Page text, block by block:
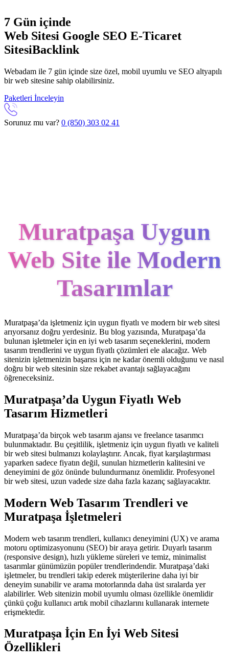
7 Gün içinde
Web Sitesi Google SEO E-Ticaret
SitesiBacklink
Webadam ile 7 gün içinde size özel, mobil uyumlu ve SEO altyapılı
bir web sitesine sahip olabilirsiniz.
Paketleri İnceleyin
Sorunuz mu var? 0 (850) 303 02 41
Muratpaşa Uygun
Web Site ile Modern
Tasarımlar
Muratpaşa’da işletmeniz için uygun fiyatlı ve modern bir web sitesi
arıyorsanız doğru yerdesiniz. Bu blog yazısında, Muratpaşa’da
bulunan işletmeler için en iyi web tasarım seçeneklerini, modern
tasarım trendlerini ve uygun fiyatlı çözümleri ele alacağız. Web
sitenizin işletmenizin başarısı için ne kadar önemli olduğunu ve nasıl
doğru bir web sitesinin size rekabet avantajı sağlayacağını
öğreneceksiniz.
Muratpaşa’da Uygun Fiyatlı Web
Tasarım Hizmetleri
Muratpaşa’da birçok web tasarım ajansı ve freelance tasarımcı
bulunmaktadır. Bu çeşitlilik, işletmeniz için uygun fiyatlı ve kaliteli
bir web sitesi bulmanızı kolaylaştırır. Ancak, fiyat karşılaştırması
yaparken sadece fiyatın değil, sunulan hizmetlerin kalitesini ve
deneyimini de göz önünde bulundurmanız önemlidir. Profesyonel
bir web sitesi, uzun vadede size daha fazla kazanç sağlayacaktır.
Modern Web Tasarım Trendleri ve
Muratpaşa İşletmeleri
Modern web tasarım trendleri, kullanıcı deneyimini (UX) ve arama
motoru optimizasyonunu (SEO) bir araya getirir. Duyarlı tasarım
(responsive design), hızlı yükleme süreleri ve temiz, minimalist
tasarımlar günümüzün popüler trendlerindendir. Muratpaşa’daki
işletmeler, bu trendleri takip ederek müşterilerine daha iyi bir
deneyim sunabilir ve arama motorlarında daha üst sıralarda yer
alabilirler. Web sitenizin mobil uyumlu olması özellikle önemlidir
çünkü çoğu kullanıcı artık mobil cihazlarını kullanarak internete
erişmektedir.
Muratpaşa İçin En İyi Web Sitesi
Özellikleri